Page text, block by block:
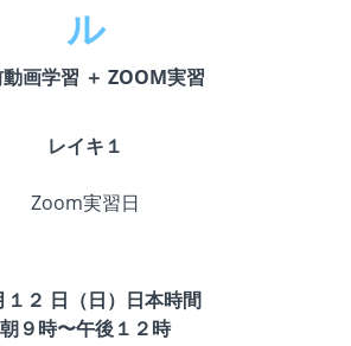
ル
画学習 ＋ ZOOM実習
レイキ１
Zoom実習日
１２ 日（日）日本時間
朝９時〜午後１２時